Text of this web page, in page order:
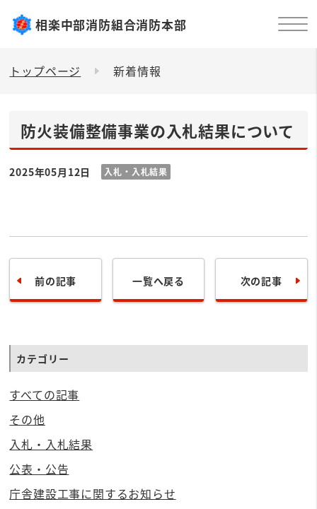
相楽中部消防組合消防本部
トップページ 新着情報
防火装備整備事業の入札結果について
2025年05月12日 入札・入札結果
前の記事 一覧へ戻る 次の記事
カテゴリー
すべての記事
その他
入札・入札結果
公表・公告
庁舎建設工事に関するお知らせ